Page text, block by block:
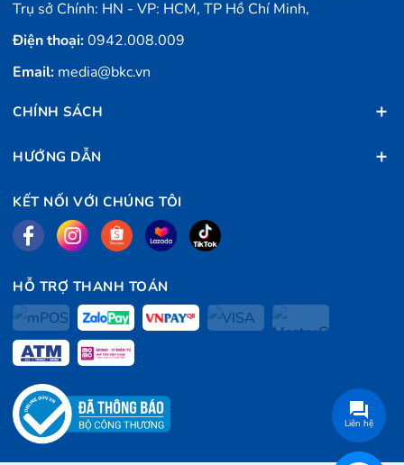
đường dẫn trong thời gian thực, giúp làm sạch chính xác
mà không bị va chạm hoặc bị kẹt.
Yên tĩnh hơn bao giờ hết, không có sự thỏa hiệp về hiệu
suất với lực hút 2700Pa
Robot hút bụi hoạt động trên sàn cứng hoặc mềm với
lực hút mạnh ở âm lượng không lớn hơn lò vi sóng đang
hoạt động.
Trụ sở Chính: HN - VP: HCM, TP Hồ Chí Minh,
Điện thoại:0942.008.009
Email: media@bkc.vn
CHÍNH SÁCH
HƯỚNG DẪN
KẾT NỐI VỚI CHÚNG TÔI
HỖ TRỢ THANH TOÁN
Liên hệ